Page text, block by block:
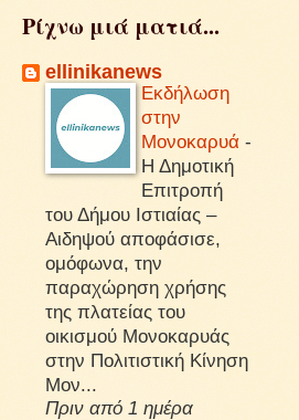
Ρίχνω μιά ματιά...
ellinikanews
Εκδήλωση
στην
Μονοκαρυά -
Η Δημοτική
Επιτροπή
του Δήμου Ιστιαίας –
Αιδηψού αποφάσισε,
ομόφωνα, την
παραχώρηση χρήσης
της πλατείας του
οικισμού Μονοκαρυάς
στην Πολιτιστική Κίνηση
Μον...
Πριν από 1 ημέρα